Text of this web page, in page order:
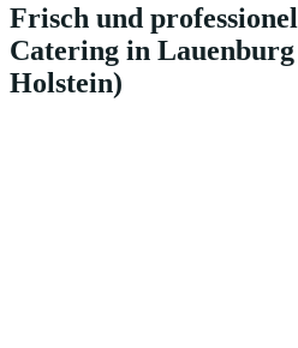
Frisch und
Catering in
Holstein)